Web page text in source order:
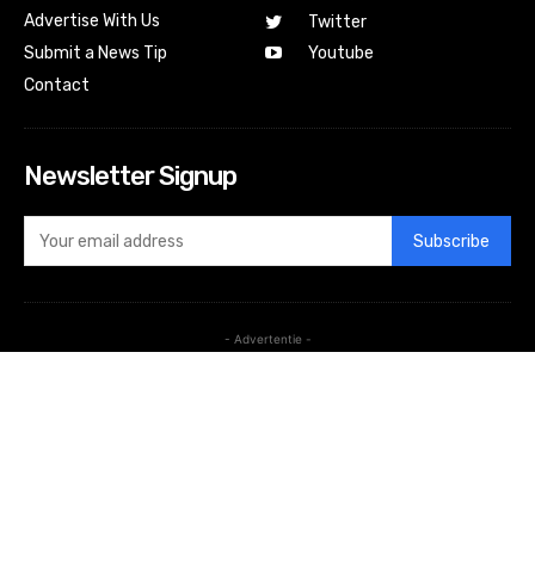
Advertise With Us
Submit a News Tip
Contact
Twitter
Youtube
Newsletter Signup
Subscribe
- Advertentie -